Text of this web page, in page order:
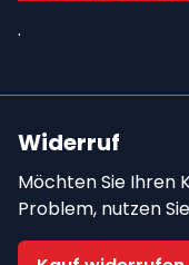
.
Widerruf
Möchten Sie Ihren
Problem, nutzen